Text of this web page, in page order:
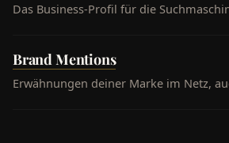
Das Business-Profil für die
Brand Mentions
Erwähnungen deiner Marke im Netz,